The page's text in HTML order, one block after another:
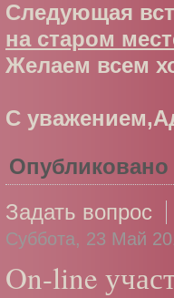
Следующая
на старом
Желаем всем
С
Опубликовано
Задать вопрос
Суббота, 23 Май
On-line